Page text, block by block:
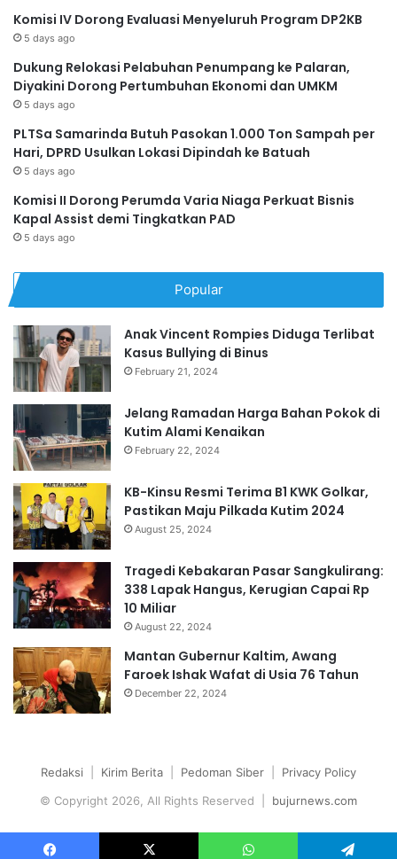
Komisi IV Dorong Evaluasi Menyeluruh Program DP2KB
5 days ago
Dukung Relokasi Pelabuhan Penumpang ke Palaran,
Diyakini Dorong Pertumbuhan Ekonomi dan UMKM
5 days ago
PLTSa Samarinda Butuh Pasokan 1.000 Ton Sampah per
Hari, DPRD Usulkan Lokasi Dipindah ke Batuah
5 days ago
Komisi II Dorong Perumda Varia Niaga Perkuat Bisnis
Kapal Assist demi Tingkatkan PAD
5 days ago
Popular
Anak Vincent Rompies Diduga Terlibat
Kasus Bullying di Binus
February 21, 2024
Jelang Ramadan Harga Bahan Pokok di
Kutim Alami Kenaikan
February 22, 2024
KB-Kinsu Resmi Terima B1 KWK Golkar,
Pastikan Maju Pilkada Kutim 2024
August 25, 2024
Tragedi Kebakaran Pasar Sangkulirang:
338 Lapak Hangus, Kerugian Capai Rp
10 Miliar
August 22, 2024
Mantan Gubernur Kaltim, Awang
Faroek Ishak Wafat di Usia 76 Tahun
December 22, 2024
Redaksi Kirim Berita Pedoman Siber
Privacy Policy
© Copyright 2026, All Rights Reserved | bujurnews.com